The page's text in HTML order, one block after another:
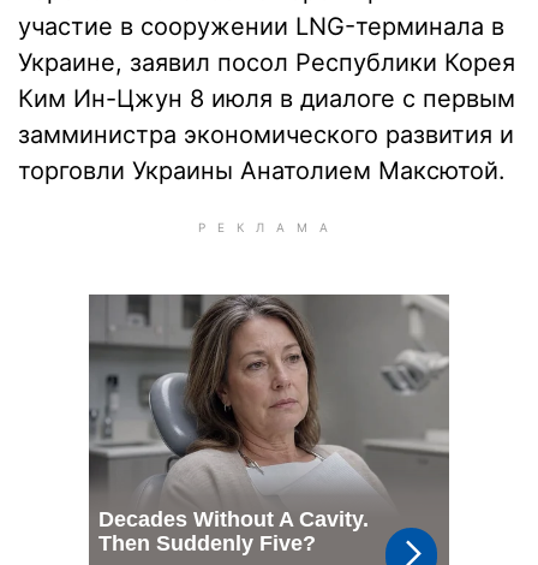
участие в сооружении LNG-терминала в
Украине, заявил посол Республики Корея
Ким Ин-Цжун 8 июля в диалоге с первым
замминистра экономического развития и
торговли Украины Анатолием Максютой.